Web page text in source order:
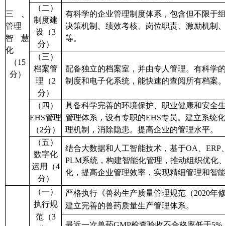
三、
管理
智慧
化
（1 5
分）
（二）
制度建
设（3
分）
有科学的企业管理制度体系，包含但不限于
决策机制、绩效考核、岗位职责、激励机制
等。
（三）
档案管
理（2
分）
配备独立的档案室，并由专人管理。有科学
制度和电子化系统，能快速的查阅所有档案
（ 四 ）
EHS管理
（2分）
具备科学完善的环境保护、职业健康和安全
管理体系 ，设有专职的EHS专员。建立系统
理机制，消除隐患。提高企业的管理水平。
（五）
数字化
运用（4
分）
结合大数据和人工智能技术，基于OA、ERP
PLM系统，构建智能化管理 ，推动组织优化
化，提高企业管理效率，实现精细管理和智
（一）
执行规
范（3
严格执行《兽药生产质量管理规范 （2020年
建立完善的兽药质量生产管理体系。